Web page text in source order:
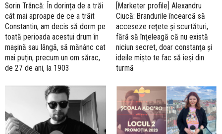
Sorin Trâncă: În dorința de a trăi
cât mai aproape de ce a trăit
Constantin, am decis să dorm pe
toată perioada acestui drum în
mașină sau lângă, să mănânc cat
mai puțin, precum un om sărac,
de 27 de ani, la 1903
[Marketer profile] Alexandru
Ciucă: Brandurile încearcă să
acceseze reţete şi scurtături,
fără să înţeleagă că nu există
niciun secret, doar constanţa şi
ideile mişto te fac să ieşi din
turmă